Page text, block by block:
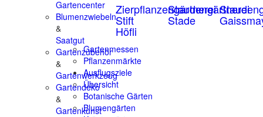
Gartencenter
Blumenzwiebeln
&
Saatgut
Gartenzubehör
&
Gartenwerkzeug
Gartendeko
&
Gartenkunst
Zierpflanzengärtnerei
Stift
Höfli
Staudengärtnerei
Stade
Gartenmessen
Pflanzenmärkte
Ausflugsziele
Übersicht
Botanische Gärten
Blumengärten